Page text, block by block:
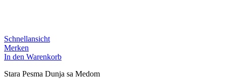
Schnellansicht
Merken
In den Warenkorb
Stara Pesma Dunja sa Medom